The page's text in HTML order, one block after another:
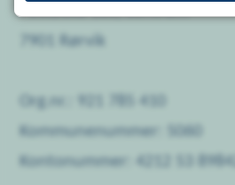
ø
7901 Rørvik
Org.nr.: 921 785 410
Kommunenummer: 5060
Kontonummer: 4212 53 89842